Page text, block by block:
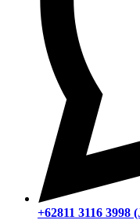
+62811 3116 3998